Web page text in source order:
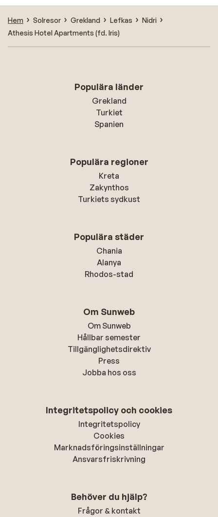
Hem Solresor Grekland Lefkas
Nidri
Athesis Hotel Apartments (fd. Iris)
Populära länder
Grekland
Turkiet
Spanien
Populära regioner
Kreta
Zakynthos
Turkiets sydkust
Populära städer
Chania
Alanya
Rhodos-stad
Om Sunweb
Om Sunweb
Hållbar semester
Tillgänglighetsdirektiv
Press
Jobba hos oss
Integritetspolicy och cookies
Integritetspolicy
Cookies
Marknadsföringsinställningar
Ansvarsfriskrivning
Behöver du hjälp?
Frågor & kontakt